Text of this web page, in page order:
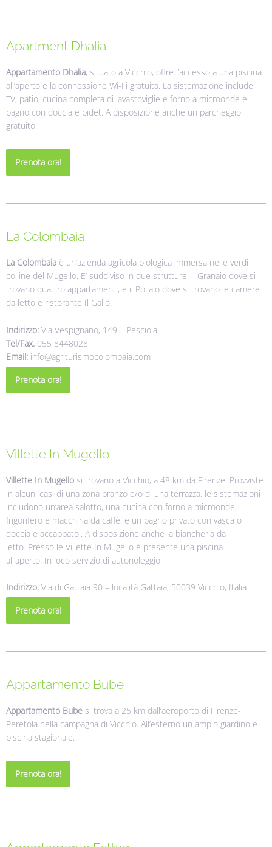
Apartment Dhalia
Appartamento Dhalia, situato a Vicchio, offre l’accesso a una piscina
all’aperto e la connessione Wi-Fi gratuita. La sistemazione include
TV, patio, cucina completa di lavastoviglie e forno a microonde e
bagno con doccia e bidet. A disposizione anche un parcheggio
gratuito.
Prenota ora!
La Colombaia
La Colombaia è un’azienda agricola biologica immersa nelle verdi
colline del Mugello. E’ suddiviso in due strutture: il Granaio dove si
trovano quattro appartamenti, e il Pollaio dove si trovano le camere
da letto e ristorante Il Gallo.
Indirizzo: Via Vespignano, 149 – Pesciola
Tel/Fax. 055 8448028
Email: info@agriturismocolombaia.com
Prenota ora!
Villette In Mugello
Villette In Mugello si trovano a Vicchio, a 48 km da Firenze. Provviste
in alcuni casi di una zona pranzo e/o di una terrazza, le sistemazioni
includono un’area salotto, una cucina con forno a microonde,
frigorifero e macchina da caffè, e un bagno privato con vasca o
doccia e accappatoi. A disposizione anche la biancheria da
letto. Presso le Villette In Mugello è presente una piscina
all’aperto. In loco servizio di autonoleggio.
Indirizzo: Via di Gattaia 90 – località Gattaia, 50039 Vicchio, Italia
Prenota ora!
Appartamento Bube
Appartamento Bube si trova a 25 km dall’aeroporto di Firenze-
Peretola nella campagna di Vicchio. All’esterno un ampio giardino e
piscina stagionale.
Prenota ora!